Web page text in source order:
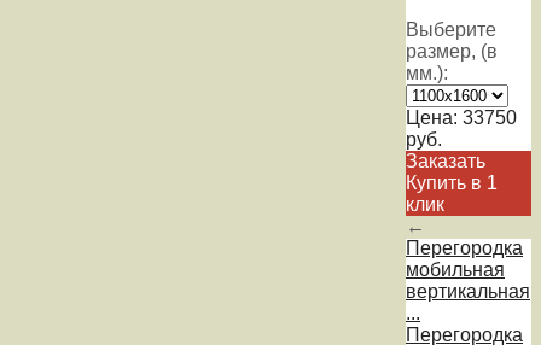
Выберите
размер, (в
мм.):
Цена: 33750
руб.
Заказать
Купить в 1
клик
←
Перегородка
мобильная
вертикальная
...
Перегородка